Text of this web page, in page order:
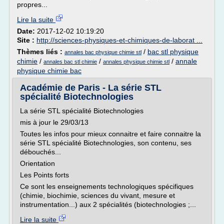
propres...
Lire la suite
Date: 2017-12-02 10:19:20
Site : http://sciences-physiques-et-chimiques-de-laborat ...
Thèmes liés : annales bac physique chimie stl / bac stl physique
chimie / annales bac stl chimie / annales physique chimie stl / annale
physique chimie bac
Académie de Paris - La série STL
spécialité Biotechnologies
La série STL spécialité Biotechnologies
mis à jour le 29/03/13
Toutes les infos pour mieux connaitre et faire connaitre la
série STL spécialité Biotechnologies, son contenu, ses
débouchés...
Orientation
Les Points forts
Ce sont les enseignements technologiques spécifiques
(chimie, biochimie, sciences du vivant, mesure et
instrumentation...) aux 2 spécialités (biotechnologies ;...
Lire la suite